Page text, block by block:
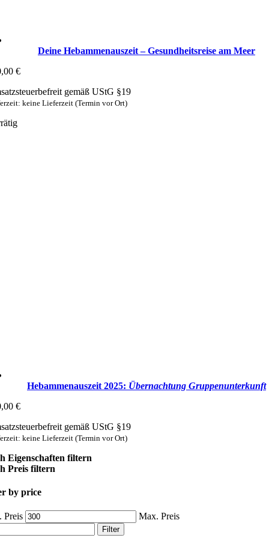
Deine Hebammenauszeit – Gesundheitsreise am Meer
€
gemäß UStG §19
keine Lieferzeit (Termin vor Ort)
Hebammenauszeit 2025: Übernachtung Gruppen­unterkunft
€
gemäß UStG §19
keine Lieferzeit (Termin vor Ort)
Eigenschaften filtern
Preis filtern
by price
Preis Max. Preis
Filter